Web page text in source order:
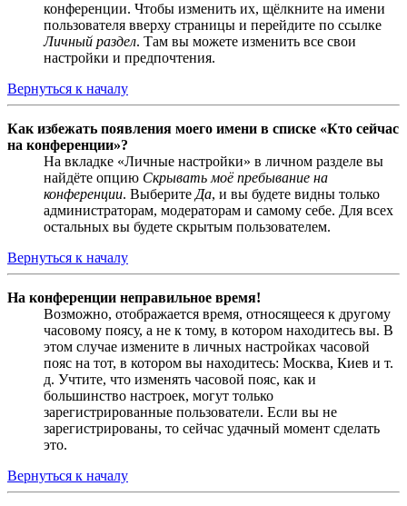
конференции. Чтобы изменить их, щёлкните на имени
пользователя вверху страницы и перейдите по ссылке
Личный раздел. Там вы можете изменить все свои
настройки и предпочтения.
Вернуться к началу
Как избежать появления моего имени в списке «Кто сейчас
на конференции»?
На вкладке «Личные настройки» в личном разделе вы
найдёте опцию Скрывать моё пребывание на
конференции. Выберите Да, и вы будете видны только
администраторам, модераторам и самому себе. Для всех
остальных вы будете скрытым пользователем.
Вернуться к началу
На конференции неправильное время!
Возможно, отображается время, относящееся к другому
часовому поясу, а не к тому, в котором находитесь вы. В
этом случае измените в личных настройках часовой
пояс на тот, в котором вы находитесь: Москва, Киев и т.
д. Учтите, что изменять часовой пояс, как и
большинство настроек, могут только
зарегистрированные пользователи. Если вы не
зарегистрированы, то сейчас удачный момент сделать
это.
Вернуться к началу